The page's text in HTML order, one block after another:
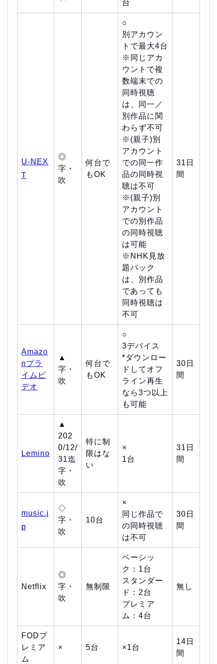
台
U-NEX
T
◎
字・
吹
何台で
もOK
○
別アカウン
トで最大4台
※同じアカ
ウントで複
数端末での
同時視聴
は、同一／
別作品に関
わらず不可
※(親子)別
アカウント
での同一作
品の同時視
聴は不可
※(親子)別
アカウント
での別作品
の同時視聴
は可能
※NHK見放
題パック
は、別作品
であっても
同時視聴は
不可
31日
間
Amazo
nプラ
イムビ
デオ
▲
字・
吹
何台で
もOK
○
3デバイス
*ダウンロー
ドしてオフ
ライン再生
なら3つ以上
も可能
30日
間
Lemino
▲
202
0/12/
31迄
字・
吹
特に制
限はな
い
×
1台
31日
間
music.j
p
◇
字・
吹
10台
×
同じ作品で
の同時視聴
は不可
30日
間
Netflix
◎
字・
吹
無制限
ベーシッ
ク：1台
スタンダー
ド：2台
プレミア
ム：4台
無し
FODプ
レミア
ム
× 5台 ×1台
14日
間